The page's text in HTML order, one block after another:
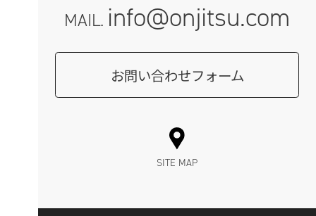
MAIL. info@onjitsu.com
お問い合わせフォーム
SITE MAP